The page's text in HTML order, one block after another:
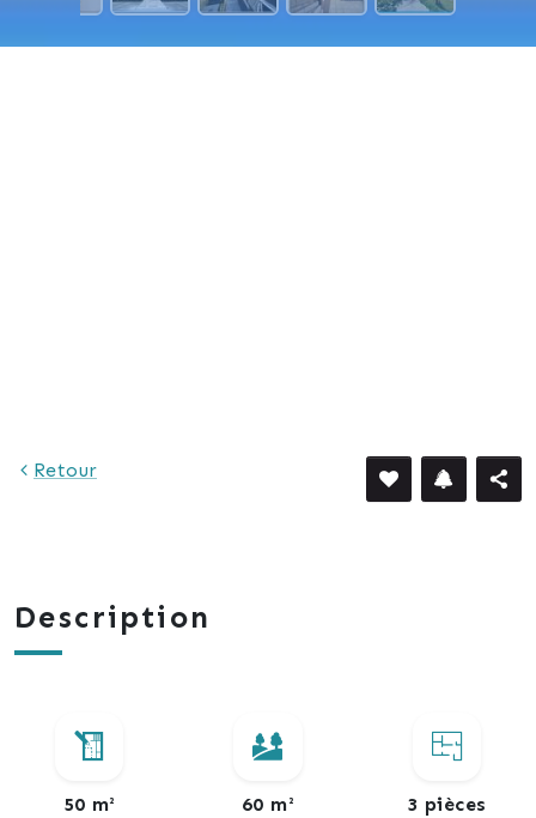
Retour
Description
50 m² 60 m² 3 pièces